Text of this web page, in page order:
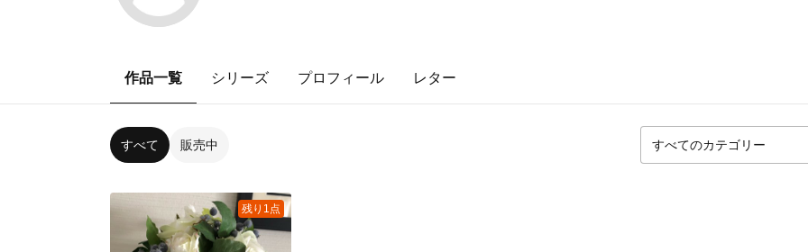
作品一覧 シリーズ プロフィール レター
すべて 販売中
残り1点